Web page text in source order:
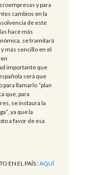
y para
cambios en la
de este
hace más
se tramitará
más sencillo en el
importante que
será que
llamarlo “plan
que, para
se instaura la
ya que la
a favor de esa
EN EL PAÍS :AQUÍ